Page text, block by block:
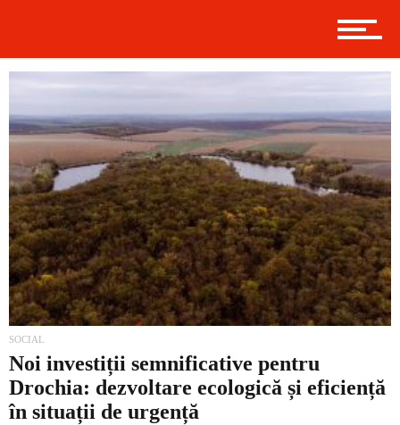
Politică
Externe
Social
Economic
Contact
SOCIAL
Noi investiții semnificative pentru
Drochia: dezvoltare ecologică și eficiență
în situații de urgență